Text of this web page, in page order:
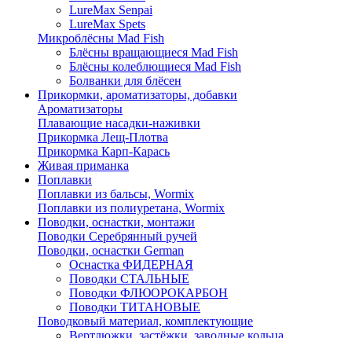
LureMax Senpai
LureMax Spets
Микроблёсны Mad Fish
Блёсны вращающиеся Mad Fish
Блёсны колеблющиеся Mad Fish
Болванки для блёсен
Прикормки, ароматизаторы, добавки
Ароматизаторы
Плавающие насадки-наживки
Прикормка Лещ-Плотва
Прикормка Карп-Карась
Живая приманка
Поплавки
Поплавки из бальсы, Wormix
Поплавки из полиуретана, Wormix
Поводки, оснастки, монтажи
Поводки Серебрянный ручей
Поводки, оснастки German
Оснастка ФИДЕРНАЯ
Поводки СТАЛЬНЫЕ
Поводки ФЛЮОРОКАРБОН
Поводки ТИТАНОВЫЕ
Поводковый материал, комплектующие
Вертлюжки, застёжки, заводные кольца